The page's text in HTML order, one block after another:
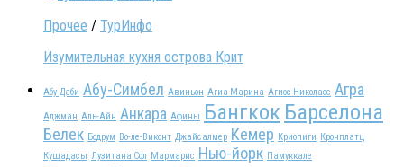
Прочее / ТурИнфо
Изумительная кухня острова Крит
Абу-Даби Абу-Симбел Авиньон Агиа Марина Агиос Николаос Агра
Аджман Аль-Айн Анкара Афины Бангкок Барселона
Белек Бодрум Во-ле-Виконт Джайсалмер Кемер Криопиги Кронплатц
Кушадасы Лузитана Сол Мармарис Нью-йорк Памуккале